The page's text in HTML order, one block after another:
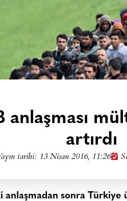
anlaşması
artırdı
tarihi: 13 Nisan 2016, 11:26
anlaşmadan sonra